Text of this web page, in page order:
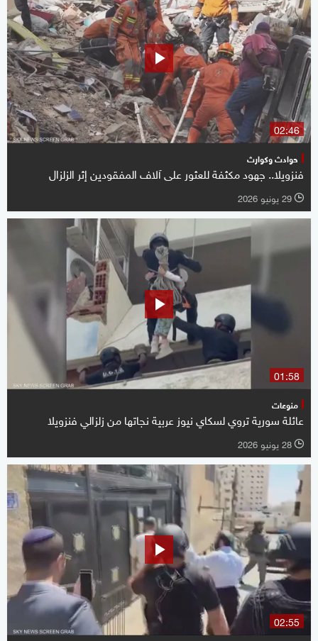
02:46
حوادث وكوارث
فنزويلا.. جهود مكثفة للعثور على آلاف المفقودين إثر الزلزال
l 29 يونيو 2026
01:58
منوعات
عائلة سورية تروي لسكاي نيوز عربية نجاتها من زلزالي فنزويلا
l 28 يونيو 2026
02:55